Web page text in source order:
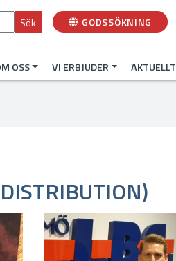
OSS VI ERBJUDER AKTUELLT
Sök GODSSÖKNING